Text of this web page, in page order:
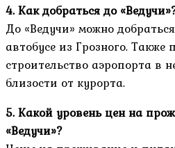
4. Как добраться до
До «Ведучи» можно
автобусе из Грозного. Также
строительство аэропорта в
близости от курорта.
5. Какой уровень цен на
«Ведучи»?